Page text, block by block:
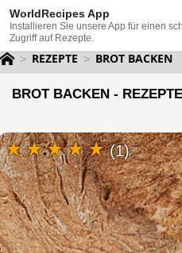
WorldRecipes App
Installieren Sie unsere App für einen
Zugriff auf Rezepte.
REZEPTE BROT BACKEN
BROT BACKEN -
(1)